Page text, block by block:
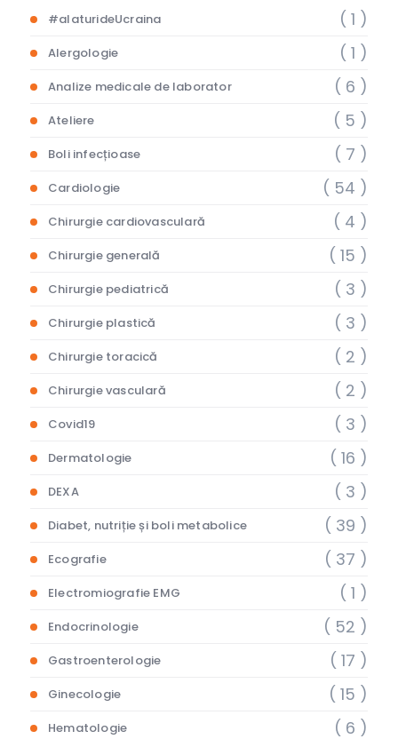
#alaturideUcraina ( 1 )
Alergologie ( 1 )
Analize medicale de laborator ( 6 )
Ateliere ( 5 )
Boli infecțioase ( 7 )
Cardiologie ( 54 )
Chirurgie cardiovasculară ( 4 )
Chirurgie generală ( 15 )
Chirurgie pediatrică ( 3 )
Chirurgie plastică ( 3 )
Chirurgie toracică ( 2 )
Chirurgie vasculară ( 2 )
Covid19 ( 3 )
Dermatologie ( 16 )
DEXA ( 3 )
Diabet, nutriție și boli metabolice ( 39 )
Ecografie ( 37 )
Electromiografie EMG ( 1 )
Endocrinologie ( 52 )
Gastroenterologie ( 17 )
Ginecologie ( 15 )
Hematologie ( 6 )